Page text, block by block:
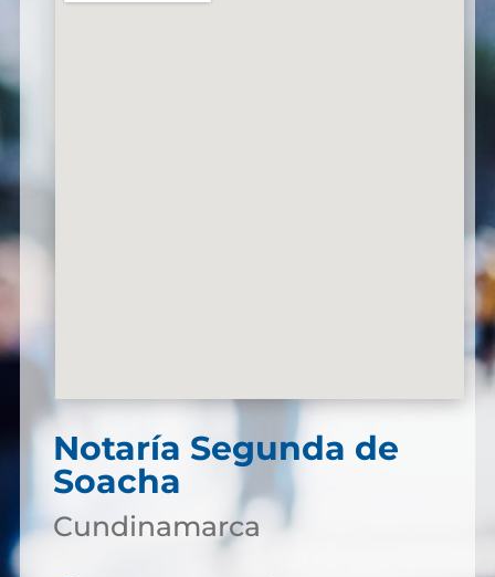
Notaría Segunda de
Soacha
Cundinamarca